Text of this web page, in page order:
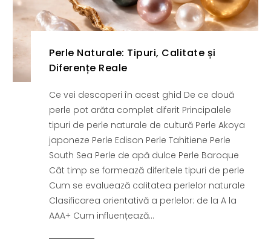
Perle Naturale: Tipuri, Calitate și
Diferențe Reale
Ce vei descoperi în acest ghid De ce două
perle pot arăta complet diferit Principalele
tipuri de perle naturale de cultură Perle Akoya
japoneze Perle Edison Perle Tahitiene Perle
South Sea Perle de apă dulce Perle Baroque
Cât timp se formează diferitele tipuri de perle
Cum se evaluează calitatea perlelor naturale
Clasificarea orientativă a perlelor: de la A la
AAA+ Cum influențează...